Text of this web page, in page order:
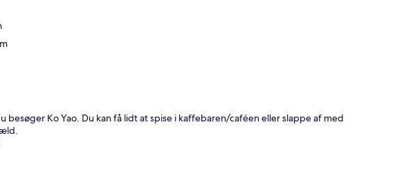
besøger Ko Yao. Du kan få lidt at spise i kaffebaren/caféen eller slappe af med